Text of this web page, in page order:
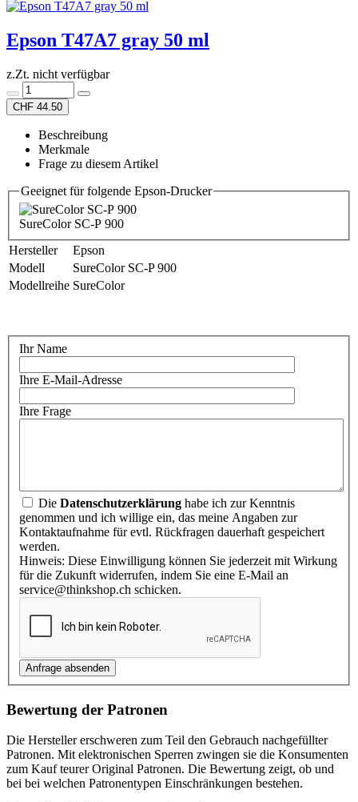
Epson T47A7 gray 50 ml
z.Zt. nicht verfügbar
CHF 44.50
Beschreibung
Merkmale
Frage zu diesem Artikel
Geeignet für folgende Epson-Drucker
SureColor SC-P 900
Hersteller
Epson
Modell
SureColor SC-P 900
Modellreihe SureColor
Ihr Name
Ihre E-Mail-Adresse
Ihre Frage
Die Datenschutzerklärung habe ich zur Kenntnis
genommen und ich willige ein, das meine Angaben zur
Kontaktaufnahme für evtl. Rückfragen dauerhaft gespeichert
werden.
Hinweis: Diese Einwilligung können Sie jederzeit mit Wirkung
für die Zukunft widerrufen, indem Sie eine E-Mail an
service@thinkshop.ch schicken.
Bewertung der Patronen
Die Hersteller erschweren zum Teil den Gebrauch nachgefüllter
Patronen. Mit elektronischen Sperren zwingen sie die Konsumenten
zum Kauf teurer Original Patronen. Die Bewertung zeigt, ob und
bei bei welchen Patronentypen Einschränkungen bestehen.